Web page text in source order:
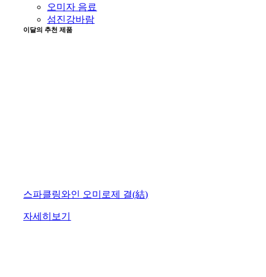
오미자 음료
섬진강바람
이달의 추천 제품
스파클링와인 오미로제 결(結)
자세히보기